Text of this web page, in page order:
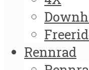
Rennrad